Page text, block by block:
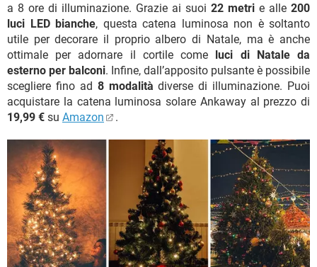
a 8 ore di illuminazione. Grazie ai suoi 22 metri e alle 200
luci LED bianche, questa catena luminosa non è soltanto
utile per decorare il proprio albero di Natale, ma è anche
ottimale per adornare il cortile come luci di Natale da
esterno per balconi. Infine, dall’apposito pulsante è possibile
scegliere fino ad 8 modalità diverse di illuminazione. Puoi
acquistare la catena luminosa solare Ankaway al prezzo di
19,99 € su Amazon .